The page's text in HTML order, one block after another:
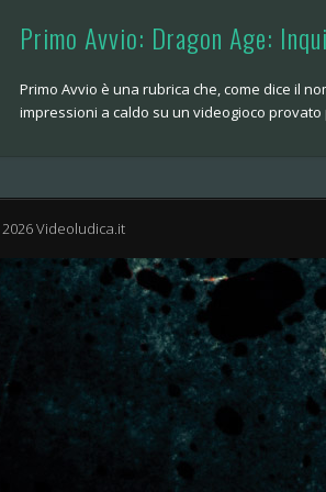
Primo Avvio: Dragon Age:
Primo Avvio è una rubrica che, come dice il
impressioni a caldo su un videogioco
Videoludica.it